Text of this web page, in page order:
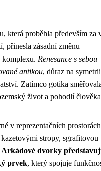
která proběhla především za
přinesla zásadní změnu
komplexu. Renesance s sebou
antikou, důraz na
Zatímco gotika
život a pohodlí
v reprezentačních prostorách
stropy, sgrafitovou
Arkádové dvorky
prvek, který spojuje